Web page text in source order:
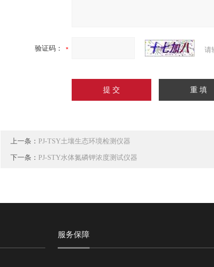
验证码： 请
上一条： PJ-TSY土壤生态环境检测仪器
下一条： PJ-STY水体氮磷钾浓度测试仪器
服务保障